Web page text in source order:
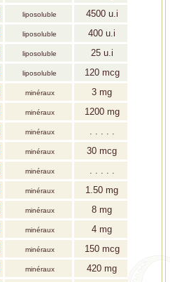
liposoluble 4500 u.i
liposoluble 400 u.i
liposoluble 25 u.i
liposoluble 120 mcg
minéraux 3 mg
minéraux 1200 mg
minéraux
. . . . .
minéraux 30 mcg
minéraux
. . . . .
minéraux 1.50 mg
minéraux 8 mg
minéraux 4 mg
minéraux 150 mcg
minéraux 420 mg